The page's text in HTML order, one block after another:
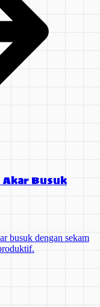
Akar Busuk
busuk dengan sekam